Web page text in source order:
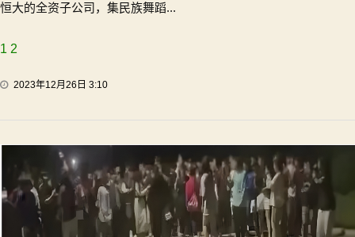
恒大的全资子公司，集民族舞蹈...
1 2
2023年12月26日 3:10